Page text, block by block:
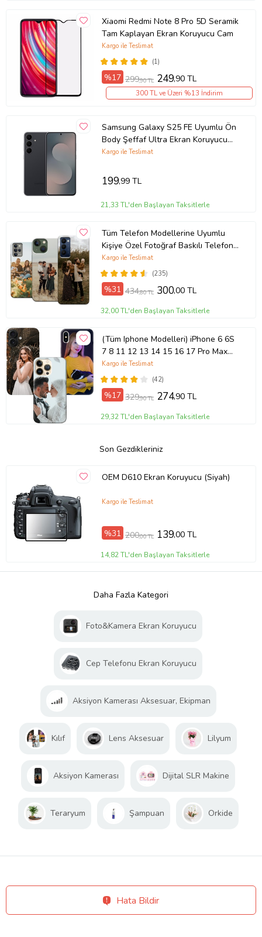
Xiaomi Redmi Note 8 Pro 5D Seramik
Tam Kaplayan Ekran Koruyucu Cam
(1)
Kargo ile Teslimat
%17 299,90 TL 249,90 TL
300 TL ve Üzeri %13 İndirim
Samsung Galaxy S25 FE Uyumlu Ön
Body Şeffaf Ultra Ekran Koruyucu
Nano Jelatin
Kargo ile Teslimat
199,99 TL
21,33 TL'den Başlayan Taksitlerle
Tüm Telefon Modellerine Uyumlu
Kişiye Özel Fotoğraf Baskılı Telefon
Kılıfı
(235)
Kargo ile Teslimat
%31 434,80 TL 300,00 TL
32,00 TL'den Başlayan Taksitlerle
(Tüm Iphone Modelleri) iPhone 6 6S
7 8 11 12 13 14 15 16 17 Pro Max
Plus Mini Kişiye Özel Resimli
Fotoğraflı Kılıf(42)
Kargo ile Teslimat
%17 329,90 TL 274,90 TL
29,32 TL'den Başlayan Taksitlerle
Son Gezdikleriniz
OEM D610 Ekran Koruyucu (Siyah)
Kargo ile Teslimat
%31 200,00 TL 139,00 TL
14,82 TL'den Başlayan Taksitlerle
Daha Fazla Kategori
Foto&Kamera Ekran Koruyucu
Cep Telefonu Ekran Koruyucu
Aksiyon Kamerası Aksesuar, Ekipman
Kılıf Lens Aksesuar Lilyum
Aksiyon Kamerası Dijital SLR Makine
Teraryum Şampuan Orkide
Hata Bildir